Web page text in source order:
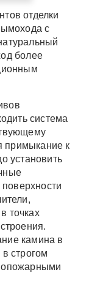
отделки
с
более
система
примыкание к
установить
точках
камина в
строгом